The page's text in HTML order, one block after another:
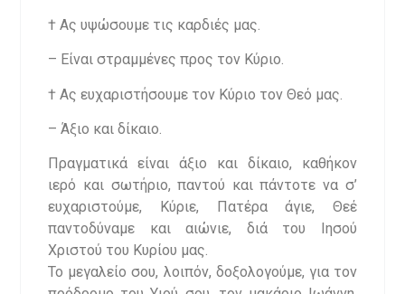
† Ας υψώσουμε τις καρδιές μας.
– Είναι στραμμένες προς τον Κύριο.
† Ας ευχαριστήσουμε τον Κύριο τον Θεό μας.
– Άξιο και δίκαιο.
Πραγματικά είναι άξιο και δίκαιο, καθήκον
ιερό και σωτήριο, παντού και πάντοτε να σ’
ευχαριστούμε, Κύριε, Πατέρα άγιε, Θεέ
παντοδύναμε και αιώνιε, διά του Ιησού
Χριστού του Κυρίου μας.
Το μεγαλείο σου, λοιπόν, δοξολογούμε, για τον